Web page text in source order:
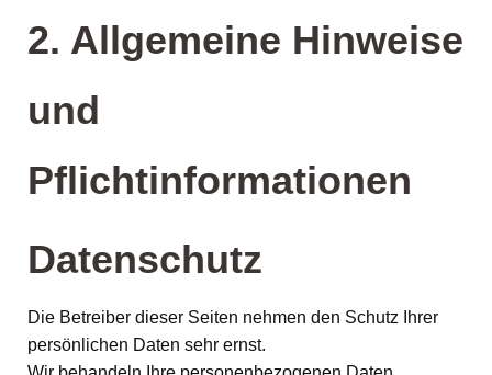
2. Allgemeine Hinweise
und
Pflichtinformationen
Datenschutz
Die Betreiber dieser Seiten nehmen den Schutz Ihrer
persönlichen Daten sehr ernst.